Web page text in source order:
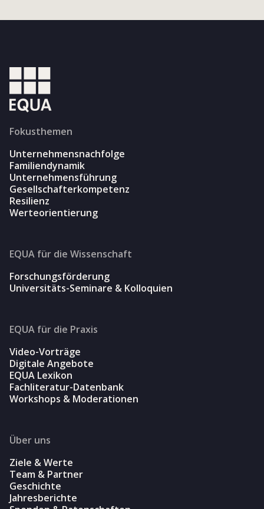
Fokusthemen
Unternehmensnachfolge
Familiendynamik
Unternehmensführung
Gesellschafterkompetenz
Resilienz
Werteorientierung
EQUA für die Wissenschaft
Forschungsförderung
Universitäts-Seminare & Kolloquien
EQUA für die Praxis
Video-Vorträge
Digitale Angebote
EQUA Lexikon
Fachliteratur-Datenbank
Workshops & Moderationen
Über uns
Ziele & Werte
Team & Partner
Geschichte
Jahresberichte